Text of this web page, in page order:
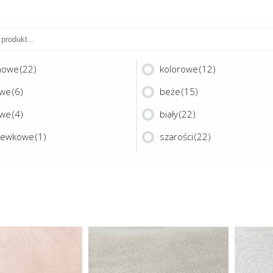
(22)
(6)
(4)
(1)
kolorowe(12)
beże(15)
biały(22)
szarości(22)
Ten
produkt
Ten
produkt
ma